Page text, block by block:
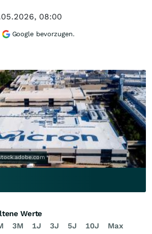
08:00
Google bevorzugen.
3M 1J 3J 5J 10J Max
Werte